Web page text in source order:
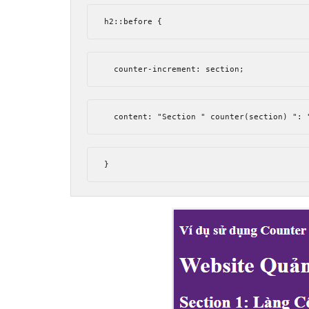
h2 :: before {
  counter
- increment : section ;
  content
: "Section " counter( section ) ":
}